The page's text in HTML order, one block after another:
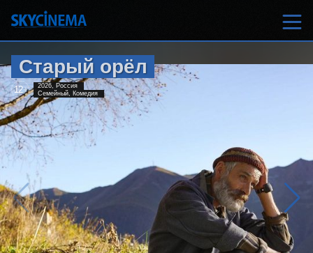
Старый орёл
12+
2026, Россия
Семейный, Комедия